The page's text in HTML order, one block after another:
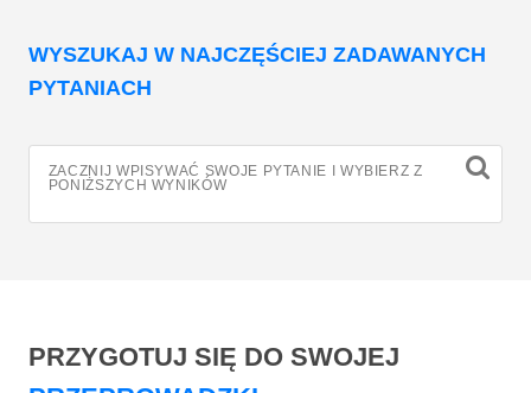
WYSZUKAJ W NAJCZĘŚCIEJ ZADAWANYCH
PYTANIACH
ZACZNIJ WPISYWAĆ SWOJE PYTANIE I WYBIERZ Z
PONIŻSZYCH WYNIKÓW
PRZYGOTUJ SIĘ DO SWOJEJ